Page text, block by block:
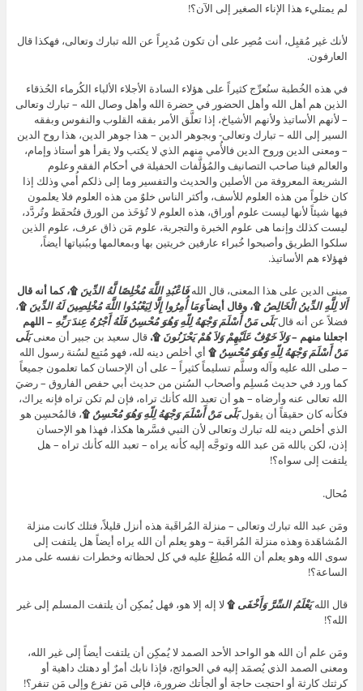
لم يمتليء هذا الإناء الصغير إلى الآن؟!
لأنك غير مُقبِل، أنت مُصِر على أن تكون مُدبِراً عن الله تبارك وتعالى، فهكذا قال
العارفون.
في هذه الخُطبة سنُعرِّج كثيراً على هؤلاء السادة الأجلاء الألباء الكُرماء الحُذقاء
الذين هم أهل الله وأهل الحضور في حضرة الله وأهل وصال الله – تبارك وتعالى
– لأنهم الأساتيذ ولأنهم الأشياخ، إذا تعلَّق الأمر بفقه القلوب والنفوس وبفقه
السير إلى الله – تبارك وتعالى- وبجوهر الدين – هذا جوهر الدين، هذا روح الدين
– ومعنى الدين وروح الدين فالأُمي منهم الذي لا يكتب ولا يقرأ هو أستاذ وإمام،
والعالم فينا صاحب التصانيف والمُؤلَّفات الحفيلة في أحكام الفقه وعلوم
الشريعة المعروفة من الأصلين والحديث والتفسير وما إلى ذلكم أُمي وذلك إذا
كان خلواً من هذه العلوم للأسف، وأكثر الناس خلوٌ من هذه العلوم فلا يعلمون
فيها شيئاً لأنها ليست علوم أوراق، هذه العلوم لا تُؤخَذ من الورق فتُحفَظ وتُردَّد،
ليست كذلك وإنما هى علوم الخبرة والتجربة، علوم مَن ذاق عرف، علوم الذين
سلكوا الطريق وأصبحوا خُبراء عارفين خريتين بها وبمعالمها وببُنياتها أيضاً،
فهؤلاء هم الأساتيذ.
مبنى الدين على هذا المعنى، قال اللهفَاعْبُدِ اللَّهَ مُخْلِصًا لَّهُ الدِّينَ ۩، كما أنه قال
أَلا لِلَّهِ الدِّينُ الْخَالِصُ ۩، وقال أيضاًوَمَا أُمِرُوا إِلَّا لِيَعْبُدُوا اللَّهَ مُخْلِصِينَ لَهُ الدِّينَ ۩،
فضلاً عن أنه قال بَلَى مَنْ أَسْلَمَ وَجْهَهُ لِلّهِ وَهُوَ مُحْسِنٌ فَلَهُ أَجْرُهُ عِندَ رَبِّهِ – اللهم
اجعلنا منهم –وَلاَ خَوْفٌ عَلَيْهِمْ وَلاَ هُمْ يَحْزَنُونَ ۩، قال سعيد بن جبير أن معنى بَلَى
مَنْ أَسْلَمَ وَجْهَهُ لِلّهِ وَهُوَ مُحْسِنٌ ۩أي أخلص دينه لله، فهو مُتبِع لسُنة رسول الله
– صلى الله عليه وآله وسلَّم تسليماً كثيراً – على أن الإحسان كما تعلمون جميعاً
كما ورد في حديث مُسلِم وأصحاب السُنن من حديث أبي حفص الفاروق – رضيَ
الله تعالى عنه وأرضاه – هو أن تعبد الله كأنك تراه، فإن لم تكن تراه فإنه يراك،
فكأنه كان حقيقاً أن يقولبَلَى مَنْ أَسْلَمَ وَجْهَهُ لِلّهِ وَهُوَ مُحْسِنٌ ۩، فالمُحسِن هو
الذي أخلص دينه لله تبارك وتعالى لأن النبي فسَّرها هكذا، فهذا هو الإحسان
إذن، لكن بالله مَن عبد الله وتوجَّه إليه كأنه يراه – تعبد الله كأنك تراه – هل
يلتفت إلى سواه؟!
مُحال.
ومَن عبد الله تبارك وتعالى – منزلة المُراقَبة هذه أنزل قليلاً، فتلك كانت منزلة
المُشاهَدة وهذه منزلة المُراقَبة – وهو يعلم أن الله يراه أيضاً هل يلتفت إلى
سوى الله وهو يعلم أن الله مُطلِعٌ عليه في كل لحظاته وخطرات نفسه على مدر
الساعة؟!
قال اللهيَعْلَمُ السِّرَّ وَأَخْفَى ۩لا إله إلا هو، فهل يُمكِن أن يلتفت المسلم إلى غير
الله؟!
ومَن علم أن الله هو الواحد الأحد الصمد لا يُمكِن أن يلتفت أيضاً إلى غير الله،
ومعنى الصمد الذي يُصمَد إليه في الحوائج، فإذا نابك أمرٌ أو دهتك داهية أو
كرثتك كارثة أو احتجت حاجة أو ألجأتك ضرورة، فإلى مَن تفزع وإلى مَن تنفر؟!